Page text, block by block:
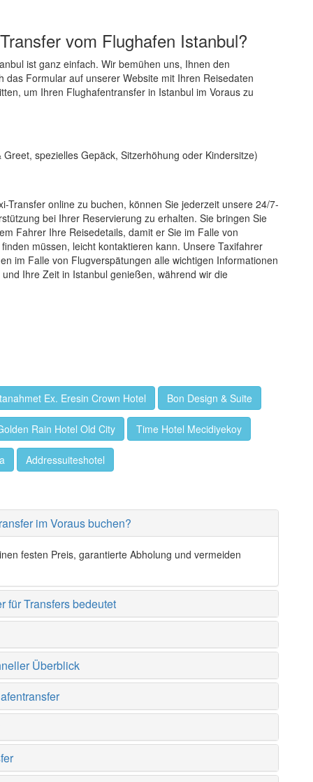
vom Flughafen Istanbul?
ist ganz einfach. Wir bemühen uns, Ihnen den
Formular auf unserer Website mit Ihren Reisedaten
um Ihren Flughafentransfer in Istanbul im Voraus zu
spezielles Gepäck, Sitzerhöhung oder Kindersitze)
Transfer online zu buchen, können Sie jederzeit unsere 24/7-
bei Ihrer Reservierung zu erhalten. Sie bringen Sie
Fahrer Ihre Reisedetails, damit er Sie im Falle von
müssen, leicht kontaktieren kann. Unsere Taxifahrer
im Falle von Flugverspätungen alle wichtigen Informationen
Ihre Zeit in Istanbul genießen, während wir die
Ex. Eresin Crown Hotel Bon Design & Suite
Rain Hotel Old City Time Hotel Mecidiyekoy
Addressuiteshotel
im Voraus buchen?
festen Preis, garantierte Abholung und vermeiden
für Transfers bedeutet
Überblick